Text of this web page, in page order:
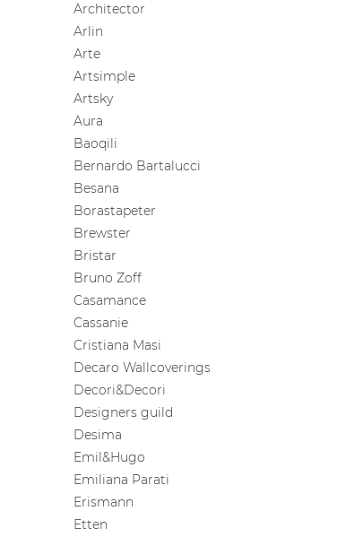
Architector
Arlin
Arte
Artsimple
Artsky
Aura
Baoqili
Bernardo Bartalucci
Besana
Borastapeter
Brewster
Bristar
Bruno Zoff
Casamance
Cassanie
Cristiana Masi
Decaro Wallcoverings
Decori&Decori
Designers guild
Desima
Emil&Hugo
Emiliana Parati
Erismann
Etten